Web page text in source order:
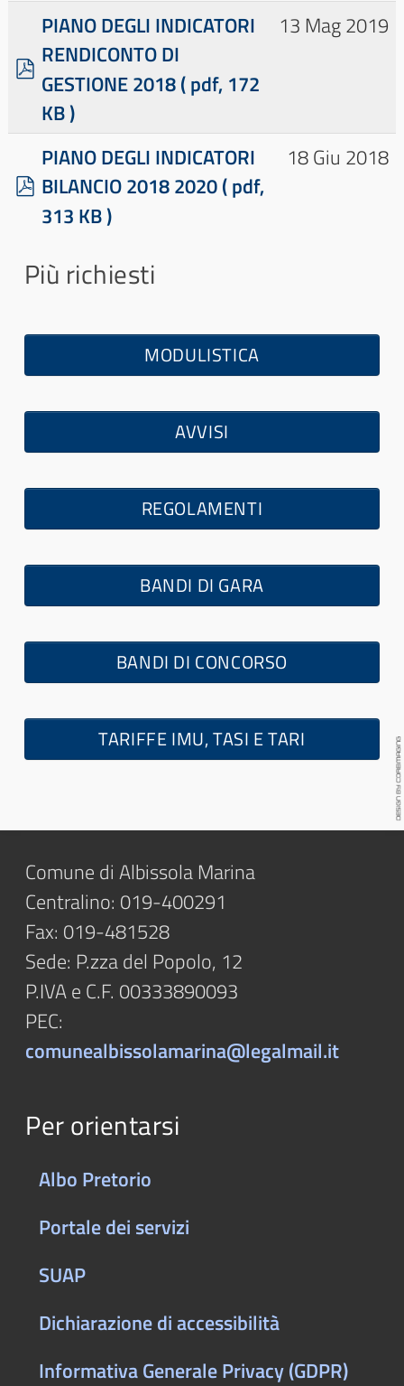
- - - 2018
p
d
PIANO DEGLI INDICATORI
RENDICONTO DI
GESTIONE 2018( pdf, 172
KB )
13 Mag 2019
p
d
PIANO DEGLI INDICATORI
BILANCIO 2018 2020( pdf,
313 KB )
18 Giu 2018
Più richiesti
MODULISTICA
AVVISI
REGOLAMENTI
BANDI DI GARA
BANDI DI CONCORSO
TARIFFE IMU, TASI E TARI
Comune di Albissola Marina
Centralino: 019-400291
Fax: 019-481528
Sede: P.zza del Popolo, 12
P.IVA e C.F. 00333890093
PEC:
comunealbissolamarina@legalmail.it
Per orientarsi
Albo Pretorio
Portale dei servizi
SUAP
Dichiarazione di accessibilità
Informativa Generale Privacy (GDPR)